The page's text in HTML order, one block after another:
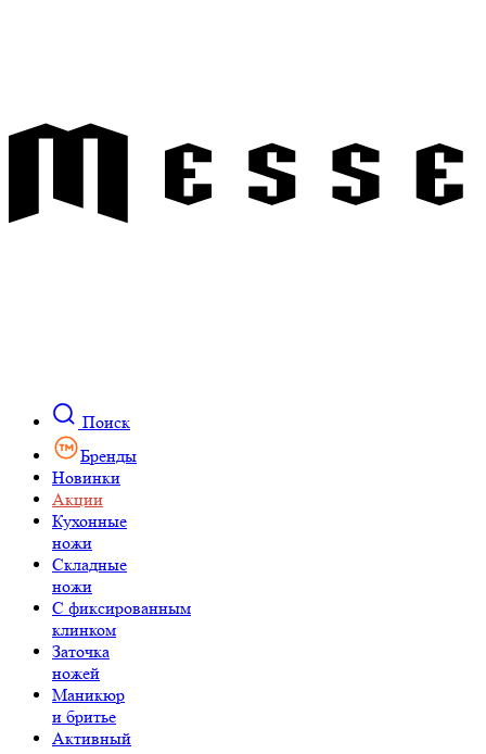
Поиск
Бренды
Новинки
Акции
Кухонные
ножи
Складные
ножи
C фиксированным
клинком
Заточка
ножей
Маникюр
и бритье
Активный